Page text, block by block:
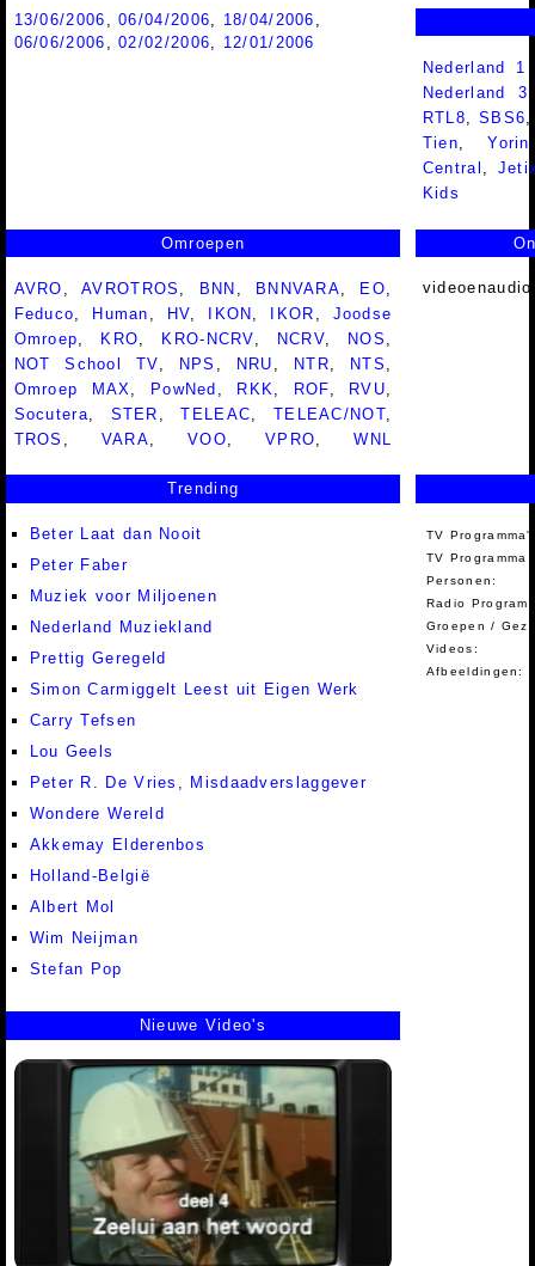
13/06/2006 ,06/04/2006, 18/04/2006 ,
06/06/2006 ,02/02/2006, 12/01/2006
Nederland
Nederland
RTL8,SBS6
Tien,Yorin
Central ,
Kids
Omroepen
AVRO ,AVROTROS , BNN , BNNVARA, EO,
Feduco, Human , HV, IKON , IKOR , Joodse
Omroep, KRO, KRO-NCRV, NCRV, NOS ,
NOT School TV, NPS , NRU , NTR, NTS ,
Omroep MAX, PowNed , RKK, ROF, RVU,
Socutera, STER ,TELEAC, TELEAC/NOT,
TROS , VARA,VOO,VPRO,WNL
Trending
Beter Laat dan Nooit
Peter Faber
Muziek voor Miljoenen
Nederland Muziekland
Prettig Geregeld
Simon Carmiggelt Leest uit Eigen Werk
Carry Tefsen
Lou Geels
Peter R. De Vries, Misdaadverslaggever
Wondere Wereld
Akkemay Elderenbos
Holland-België
Albert Mol
Wim Neijman
Stefan Pop
TV
TV Programma
Personen:
Radio
Groepen /
Videos:
Afbeeldingen:
Nieuwe Video's